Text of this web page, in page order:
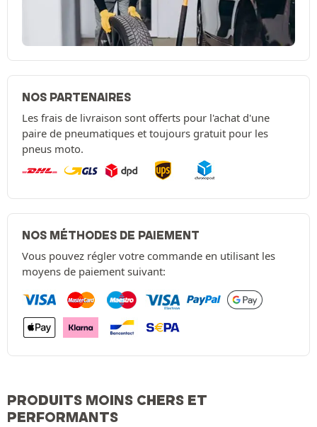
NOS PARTENAIRES
Les frais de livraison sont offerts pour l'achat d'une
paire de pneumatiques et toujours gratuit pour les
pneus moto.
NOS MÉTHODES DE PAIEMENT
Vous pouvez régler votre commande en utilisant les
moyens de paiement suivant:
PRODUITS MOINS CHERS ET
PERFORMANTS